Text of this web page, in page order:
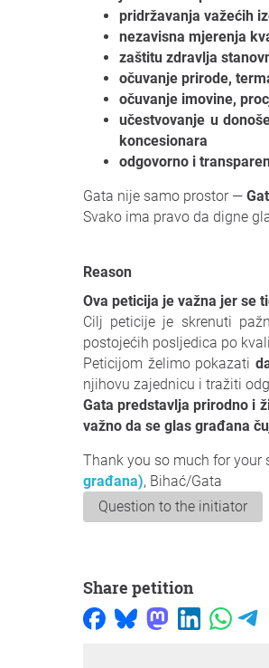
pridržavanja važećih
nezavisna mjerenja
zaštitu zdravlja
očuvanje prirode,
očuvanje imovine,
učestvovanje u
koncesionara
odgovorno i
Gata nije samo prostor —
Svako ima pravo da digne
Reason
Ova peticija je važna jer se
Cilj peticije je skrenuti
postojećih posljedica po
Peticijom želimo pokazati
njihovu zajednicu i tražiti
Gata predstavlja prirodno i
važno da se glas građana
Thank you so much for your
građana), Bihać/Gata
Question to the initiator
Share petition